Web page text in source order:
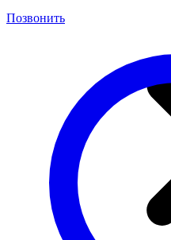
Позвонить